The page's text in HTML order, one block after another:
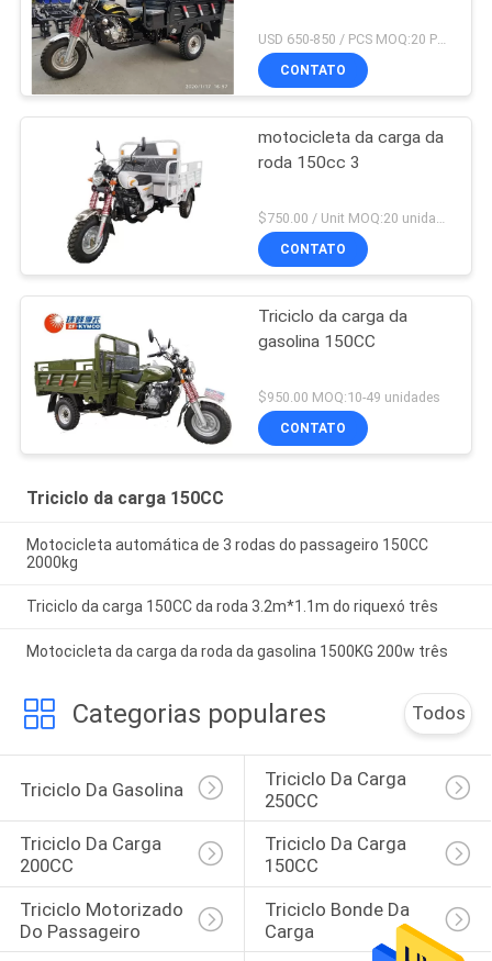
USD 650-850 / PCS MOQ:20 PCes
CONTATO
motocicleta da carga da
roda 150cc 3
$750.00 / Unit MOQ:20 unidades
CONTATO
Triciclo da carga da
gasolina 150CC
$950.00 MOQ:10-49 unidades
CONTATO
Triciclo da carga 150CC
Motocicleta automática de 3 rodas do passageiro 150CC
2000kg
Triciclo da carga 150CC da roda 3.2m*1.1m do riquexó três
Motocicleta da carga da roda da gasolina 1500KG 200w três
Categorias populares Todos
Triciclo Da Gasolina
Triciclo Da Carga
250CC
Triciclo Da Carga
200CC
Triciclo Da Carga
150CC
Triciclo Motorizado
Do Passageiro
Triciclo Bonde Da
Carga